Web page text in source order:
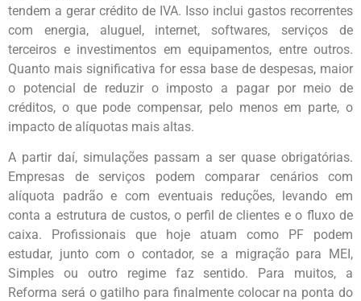
tendem a gerar crédito de IVA. Isso inclui gastos recorrentes
com energia, aluguel, internet, softwares, serviços de
terceiros e investimentos em equipamentos, entre outros.
Quanto mais significativa for essa base de despesas, maior
o potencial de reduzir o imposto a pagar por meio de
créditos, o que pode compensar, pelo menos em parte, o
impacto de alíquotas mais altas.
A partir daí, simulações passam a ser quase obrigatórias.
Empresas de serviços podem comparar cenários com
alíquota padrão e com eventuais reduções, levando em
conta a estrutura de custos, o perfil de clientes e o fluxo de
caixa. Profissionais que hoje atuam como PF podem
estudar, junto com o contador, se a migração para MEI,
Simples ou outro regime faz sentido. Para muitos, a
Reforma será o gatilho para finalmente colocar na ponta do